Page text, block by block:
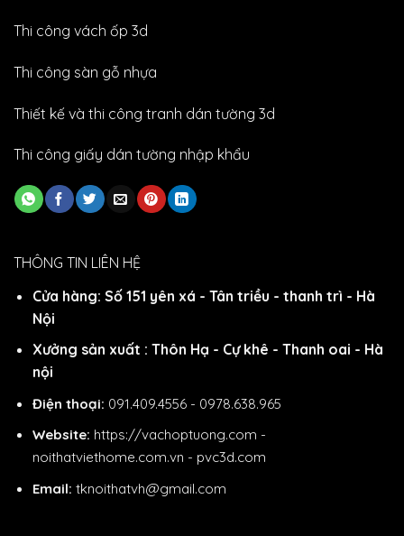
Thi công vách ốp 3d
Thi công sàn gỗ nhựa
Thiết kế và thi công tranh dán tường 3d
Thi công giấy dán tường nhập khẩu
THÔNG TIN LIÊN HỆ
Cửa hàng: Số 151 yên xá - Tân triều - thanh trì - Hà
Nội
Xưởng sản xuất : Thôn Hạ - Cự khê - Thanh oai - Hà
nội
Điện thoại: 091.409.4556 - 0978.638.965
Website: https://vachoptuong.com -
noithatviethome.com.vn - pvc3d.com
Email: tknoithatvh@gmail.com